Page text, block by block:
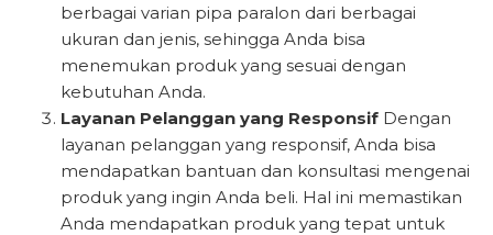
berbagai varian pipa paralon dari berbagai
ukuran dan jenis, sehingga Anda bisa
menemukan produk yang sesuai dengan
kebutuhan Anda.
Layanan Pelanggan yang Responsif Dengan
layanan pelanggan yang responsif, Anda bisa
mendapatkan bantuan dan konsultasi mengenai
produk yang ingin Anda beli. Hal ini memastikan
Anda mendapatkan produk yang tepat untuk